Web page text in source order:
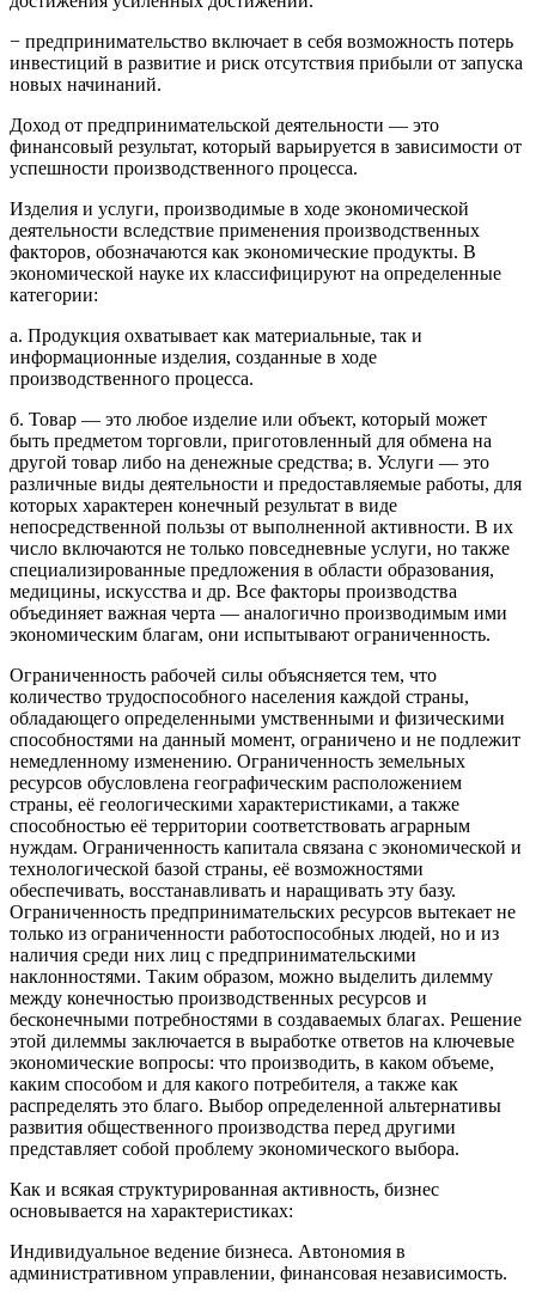
− предпринимательство включает в себя возможность потерь
инвестиций в развитие и риск отсутствия прибыли от запуска
новых начинаний.
Доход от предпринимательской деятельности — это
финансовый результат, который варьируется в зависимости от
успешности производственного процесса.
Изделия и услуги, производимые в ходе экономической
деятельности вследствие применения производственных
факторов, обозначаются как экономические продукты. В
экономической науке их классифицируют на определенные
категории:
а. Продукция охватывает как материальные, так и
информационные изделия, созданные в ходе
производственного процесса.
б. Товар — это любое изделие или объект, который может
быть предметом торговли, приготовленный для обмена на
другой товар либо на денежные средства; в. Услуги — это
различные виды деятельности и предоставляемые работы, для
которых характерен конечный результат в виде
непосредственной пользы от выполненной активности. В их
число включаются не только повседневные услуги, но также
специализированные предложения в области образования,
медицины, искусства и др. Все факторы производства
объединяет важная черта — аналогично производимым ими
экономическим благам, они испытывают ограниченность.
Ограниченность рабочей силы объясняется тем, что
количество трудоспособного населения каждой страны,
обладающего определенными умственными и физическими
способностями на данный момент, ограничено и не подлежит
немедленному изменению. Ограниченность земельных
ресурсов обусловлена географическим расположением
страны, её геологическими характеристиками, а также
способностью её территории соответствовать аграрным
нуждам. Ограниченность капитала связана с экономической и
технологической базой страны, её возможностями
обеспечивать, восстанавливать и наращивать эту базу.
Ограниченность предпринимательских ресурсов вытекает не
только из ограниченности работоспособных людей, но и из
наличия среди них лиц с предпринимательскими
наклонностями. Таким образом, можно выделить дилемму
между конечностью производственных ресурсов и
бесконечными потребностями в создаваемых благах. Решение
этой дилеммы заключается в выработке ответов на ключевые
экономические вопросы: что производить, в каком объеме,
каким способом и для какого потребителя, а также как
распределять это благо. Выбор определенной альтернативы
развития общественного производства перед другими
представляет собой проблему экономического выбора.
Как и всякая структурированная активность, бизнес
основывается на характеристиках:
Индивидуальное ведение бизнеса. Автономия в
административном управлении, финансовая независимость.